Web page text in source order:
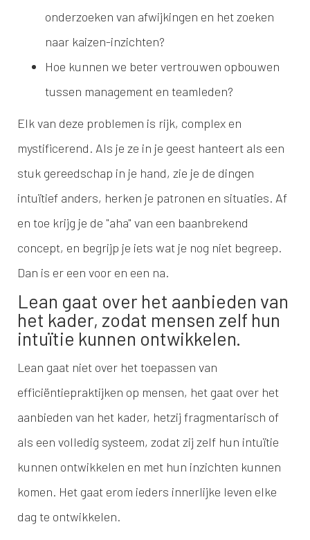
onderzoeken van afwijkingen en het zoeken
naar kaizen-inzichten?
Hoe kunnen we beter vertrouwen opbouwen
tussen management en teamleden?
Elk van deze problemen is rijk, complex en
mystificerend. Als je ze in je geest hanteert als een
stuk gereedschap in je hand, zie je de dingen
intuïtief anders, herken je patronen en situaties. Af
en toe krijg je de "aha" van een baanbrekend
concept, en begrijp je iets wat je nog niet begreep.
Dan is er een voor en een na.
Lean gaat over het aanbieden van
het kader, zodat mensen zelf hun
intuïtie kunnen ontwikkelen.
Lean gaat niet over het toepassen van
efficiëntiepraktijken op mensen, het gaat over het
aanbieden van het kader, hetzij fragmentarisch of
als een volledig systeem, zodat zij zelf hun intuïtie
kunnen ontwikkelen en met hun inzichten kunnen
komen. Het gaat erom ieders innerlijke leven elke
dag te ontwikkelen.